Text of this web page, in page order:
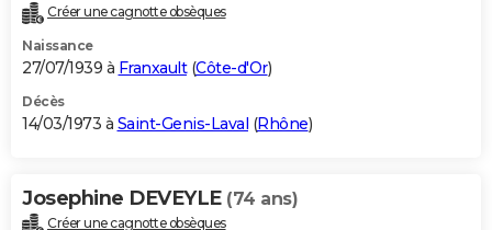
Créer une cagnotte obsèques
Naissance
27/07/1939 à Franxault(Côte-d'Or)
Décès
14/03/1973 à Saint-Genis-Laval (Rhône)
Josephine DEVEYLE (74 ans)
Créer une cagnotte obsèques